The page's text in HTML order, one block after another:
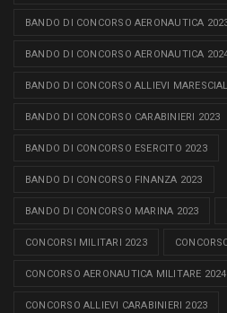
BANDO DI CONCORSO AERONAUTICA
BANDO DI CONCORSO AERONAUTICA
BANDO DI CONCORSO ALLIEVI
BANDO DI CONCORSO CARABINIERI 2023
BANDO DI CONCORSO ESERCITO 2023
BANDO DI CONCORSO FINANZA 2023
BANDO DI CONCORSO MARINA 2023
CONCORSI MILITARI 2023
CONCORSO AERONAUTICA MILITARE 2024
CONCORSO ALLIEVI CARABINIERI 2023